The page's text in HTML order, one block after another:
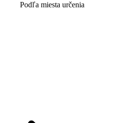
Podľa miesta určenia